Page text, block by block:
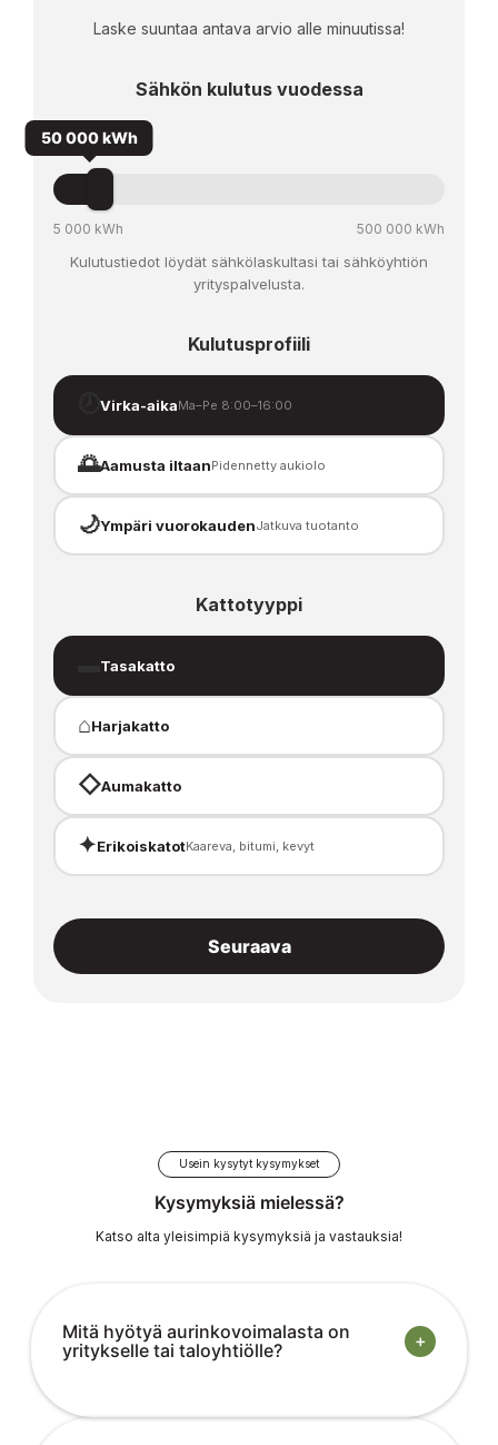
Laske suuntaa antava arvio alle minuutissa!
Sähkön kulutus vuodessa
50 000 kWh
5 000 kWh 500 000 kWh
Kulutustiedot löydät sähkölaskultasi tai sähköyhtiön
yrityspalvelusta.
Kulutusprofiili
Virka-aikaMa–Pe 8:00–16:00
🌅Aamusta iltaanPidennetty aukiolo
🌙Ympäri vuorokaudenJatkuva tuotanto
Kattotyyppi
Tasakatto
⌂Harjakatto
◇Aumakatto
✦ErikoiskatotKaareva, bitumi, kevyt
Seuraava
Usein kysytyt kysymykset
Kysymyksiä mielessä?
Katso alta yleisimpiä kysymyksiä ja vastauksia!
Mitä hyötyä aurinkovoimalasta on
yritykselle tai taloyhtiölle?
+